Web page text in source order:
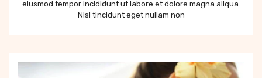
eiusmod tempor incididunt ut labore et dolore magna aliqua.
Nisl tincidunt eget nullam non